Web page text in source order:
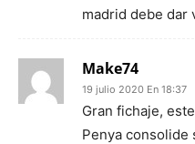
madrid debe dar
Make74
19 julio 2020 En 18:37
Gran fichaje,
Penya consolide